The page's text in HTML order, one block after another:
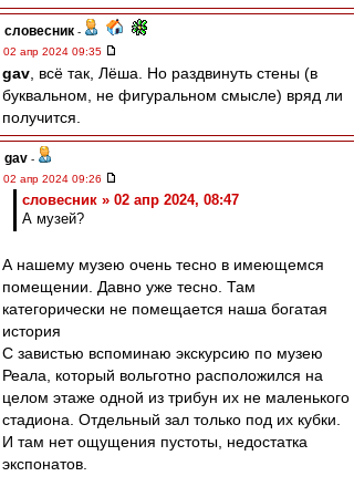
словесник -
02 апр 2024 09:35
gav , всё так, Лёша. Но раздвинуть стены (в
буквальном, не фигуральном смысле) вряд ли
получится.
gav -
02 апр 2024 09:26
словесник » 02 апр 2024, 08:47
А музей?
А нашему музею очень тесно в имеющемся
помещении. Давно уже тесно. Там
категорически не помещается наша богатая
история
С завистью вспоминаю экскурсию по музею
Реала, который вольготно расположился на
целом этаже одной из трибун их не маленького
стадиона. Отдельный зал только под их кубки.
И там нет ощущения пустоты, недостатка
экспонатов.